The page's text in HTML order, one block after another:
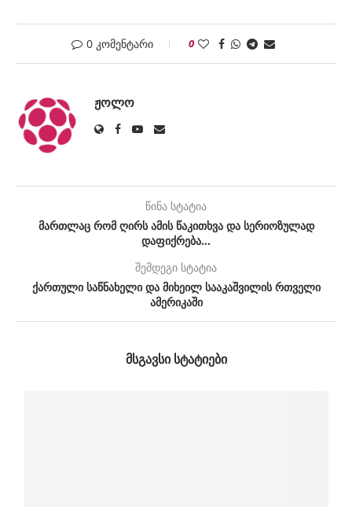
0 კომენტარი 0
ᲟᲝᲚᲝ
წინა სტატია
მართლაც რომ ღირს ამის წაკითხვა და სერიოზულად
დაფიქრება…
შემდეგი სტატია
ქართული საწნახელი და მიხეილ სააკაშვილის რთველი
ამერიკაში
ᲛᲡᲒᲐᲕᲡᲘ ᲡᲢᲐᲢᲘᲔᲑᲘ